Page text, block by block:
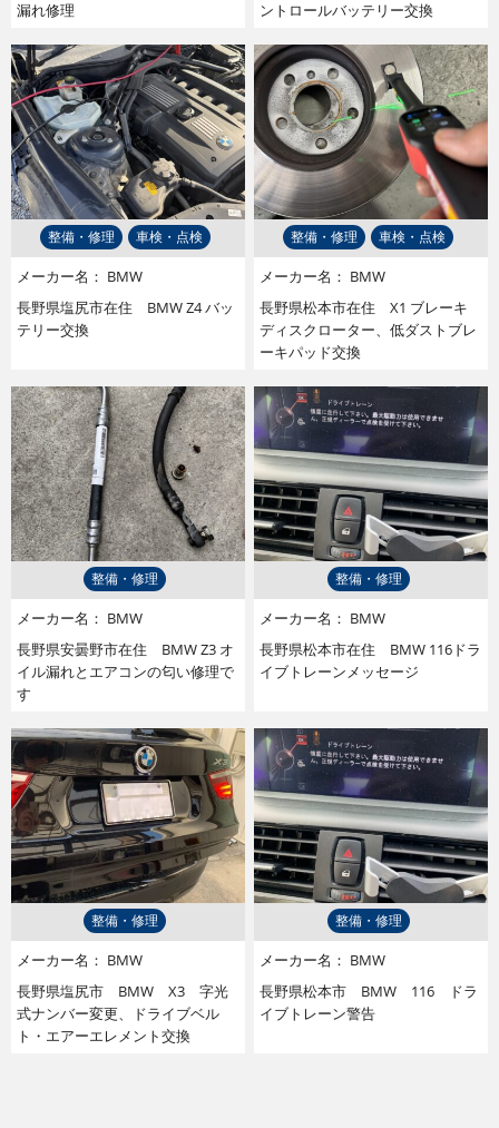
漏れ修理
ントロールバッテリー交換
整備・修理 車検・点検
メーカー名： BMW
長野県塩尻市在住 BMW Z4 バッ
テリー交換
整備・修理 車検・点検
メーカー名： BMW
長野県松本市在住 X1 ブレーキ
ディスクローター、低ダストブレ
ーキパッド交換
整備・修理
メーカー名： BMW
長野県安曇野市在住 BMW Z3 オ
イル漏れとエアコンの匂い修理で
す
整備・修理
メーカー名： BMW
長野県松本市在住 BMW 116ドラ
イブトレーンメッセージ
整備・修理
メーカー名： BMW
長野県塩尻市 BMW X3 字光
式ナンバー変更、ドライブベル
ト・エアーエレメント交換
整備・修理
メーカー名： BMW
長野県松本市 BMW 116 ドラ
イブトレーン警告